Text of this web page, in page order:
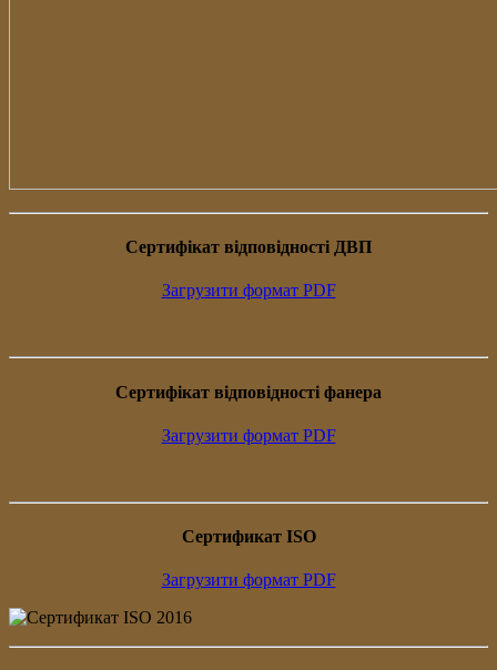
Сертифiкат вiдповiдностi ДВП
Загрузити формат PDF
Сертифiкат вiдповiдностi фанера
Загрузити формат PDF
Сертификат ISO
Загрузити формат PDF